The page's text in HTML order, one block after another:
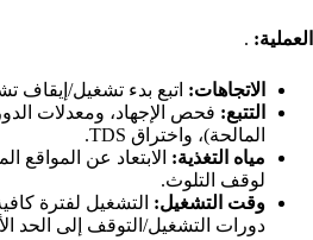
العملية: .
الاتجاهات: اتبع بدء تشغيل/إيقاف
التتبع: فحص الإجهاد، ومعدلات
المالحة)، واختراق TDS.
مياه التغذية: الابتعاد عن المواقع
لوقف التلوث.
وقت التشغيل: التشغيل لفترة
دورات التشغيل/التوقف إلى الحد